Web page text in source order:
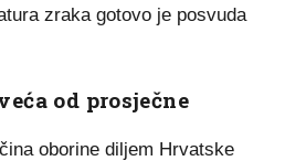
zraka gotovo je posvuda
od prosječne
oborine diljem Hrvatske